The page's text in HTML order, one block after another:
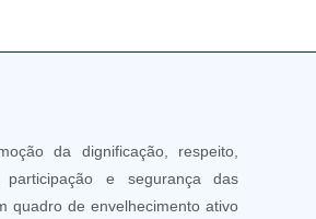
da dignificação, respeito,
participação e segurança das
quadro de envelhecimento ativo